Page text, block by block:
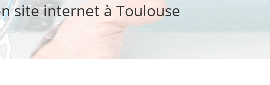
site internet à Toulouse